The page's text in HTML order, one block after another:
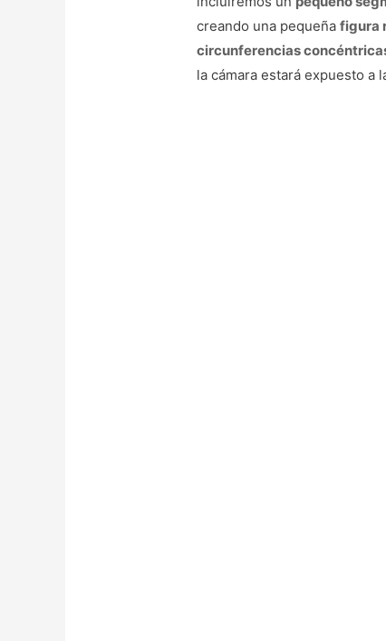
creando una pequeñafigura
circunferencias
la cámara estará expuesto a